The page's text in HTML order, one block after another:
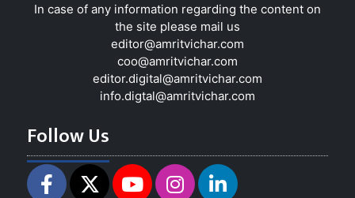
In case of any information regarding the content on
the site please mail us
editor@amritvichar.com
coo@amritvichar.com
editor.digital@amritvichar.com
info.digtal@amritvichar.com
Follow Us